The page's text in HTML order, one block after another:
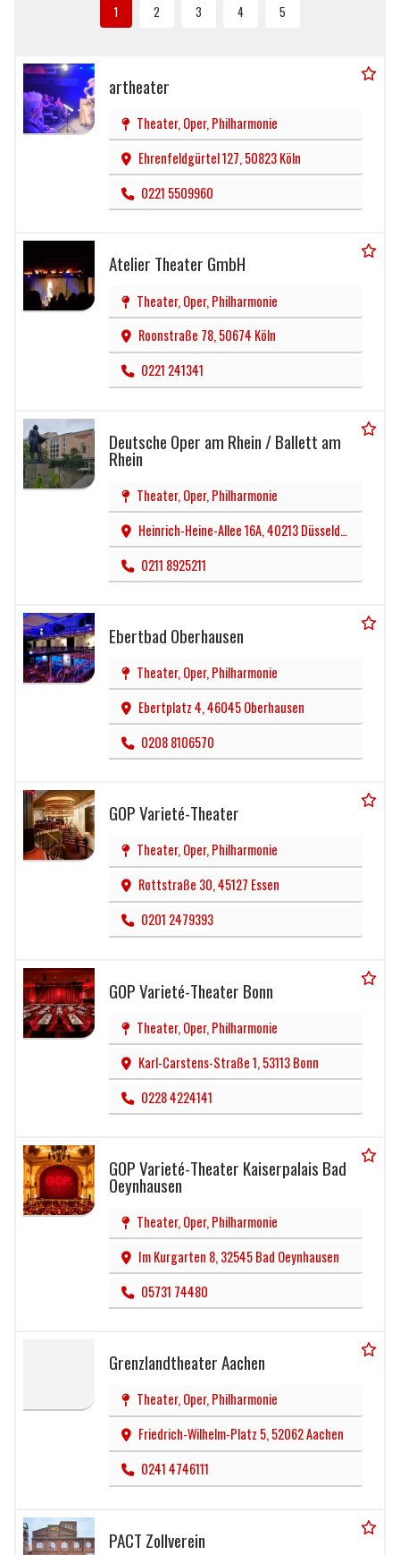
AKTUELLE
SEITE
1 PAGE
2 PAGE
3 PAGE
4 PAGE
5
artheater
Theater, Oper, Philharmonie
Ehrenfeldgürtel 127, 50823 Köln
0221 5509960
Atelier Theater GmbH
Theater, Oper, Philharmonie
Roonstraße 78, 50674 Köln
0221 241341
Deutsche Oper am Rhein / Ballett am
Rhein
Theater, Oper, Philharmonie
Heinrich-Heine-Allee 16A, 40213 Düsseldorf
0211 8925211
Ebertbad Oberhausen
Theater, Oper, Philharmonie
Ebertplatz 4, 46045 Oberhausen
0208 8106570
GOP Varieté-Theater
Theater, Oper, Philharmonie
Rottstraße 30, 45127 Essen
0201 2479393
GOP Varieté-Theater Bonn
Theater, Oper, Philharmonie
Karl-Carstens-Straße 1, 53113 Bonn
0228 4224141
GOP Varieté-Theater Kaiserpalais Bad
Oeynhausen
Theater, Oper, Philharmonie
Im Kurgarten 8, 32545 Bad Oeynhausen
05731 74480
Grenzlandtheater Aachen
Theater, Oper, Philharmonie
Friedrich-Wilhelm-Platz 5, 52062 Aachen
0241 4746111
PACT Zollverein